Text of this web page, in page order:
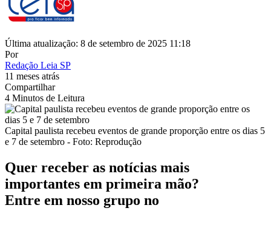
Última atualização: 8 de setembro de 2025 11:18
Por
Redação Leia SP
11 meses atrás
Compartilhar
4 Minutos de Leitura
Capital paulista recebeu eventos de grande proporção entre os dias 5
e 7 de setembro - Foto: Reprodução
Quer receber as notícias mais
importantes em primeira mão?
Entre em nosso grupo no